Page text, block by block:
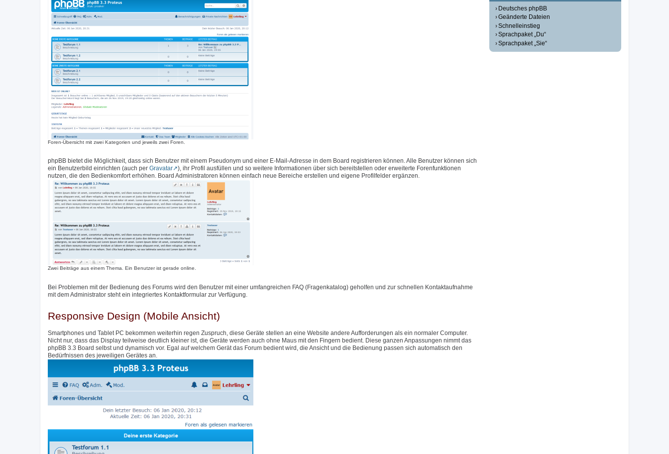
Foren-Übersicht mit zwei Kategorien und jeweils zwei Foren.
phpBB bietet die Möglichkeit, dass sich Benutzer mit einem Pseudonym und einer E-Mail-Adresse in dem Board registrieren können. Alle Benutzer können sich
ein Benutzerbild einrichten (auch per Gravatar
), ihr Profil ausfüllen und so weitere Informationen über sich bereitstellen oder erweiterte Forenfunktionen
nutzen, die den Bedienkomfort erhöhen. Board Administratoren können einfach neue Bereiche erstellen und eigene Profilfelder ergänzen.
Zwei Beiträge aus einem Thema. Ein Benutzer ist gerade online.
Bei Problemen mit der Bedienung des Forums wird den Benutzer mit einer umfangreichen FAQ (Fragenkatalog) geholfen und zur schnellen Kontaktaufnahme
mit dem Administrator steht ein integriertes Kontaktformular zur Verfügung.
Responsive Design (Mobile Ansicht)
Smartphones und Tablet PC bekommen weiterhin regen Zuspruch, diese Geräte stellen an eine Website andere Aufforderungen als ein normaler Computer.
Nicht nur, dass das Display teilweise deutlich kleiner ist, die Geräte werden auch ohne Maus mit den Fingern bedient. Diese ganzen Anpassungen nimmt das
phpBB 3.3 Board selbst und dynamisch vor. Egal auf welchem Gerät das Forum bedient wird, die Ansicht und die Bedienung passen sich automatisch den
Bedürfnissen des jeweiligen Gerätes an.
Deutsches phpBB
Geänderte Dateien
Schnelleinstieg
Sprachpaket „Du“
Sprachpaket „Sie“